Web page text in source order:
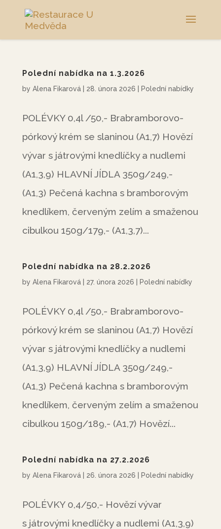
Polední nabídka na 1.3.2026
by Alena Fikarová| 28. února 2026 Polední nabídky
POLÉVKY 0,4l /50,- Brabramborovo-
pórkový krém se slaninou (A1,7) Hovězí
vývar s játrovými knedlíčky a nudlemi
(A1,3,9) HLAVNÍ JÍDLA 350g/249,-
(A1,3) Pečená kachna s bramborovým
knedlíkem, červeným zelím a smaženou
cibulkou 150g/179,- (A1,3,7)...
Polední nabídka na 28.2.2026
by Alena Fikarová| 27. února 2026 Polední nabídky
POLÉVKY 0,4l /50,- Brabramborovo-
pórkový krém se slaninou (A1,7) Hovězí
vývar s játrovými knedlíčky a nudlemi
(A1,3,9) HLAVNÍ JÍDLA 350g/249,-
(A1,3) Pečená kachna s bramborovým
knedlíkem, červeným zelím a smaženou
cibulkou 150g/189,- (A1,7) Hovězí...
Polední nabídka na 27.2.2026
by Alena Fikarová| 26. února 2026 Polední nabídky
POLÉVKY 0,4/50,- Hovězí vývar
s játrovými knedlíčky a nudlemi (A1,3,9)